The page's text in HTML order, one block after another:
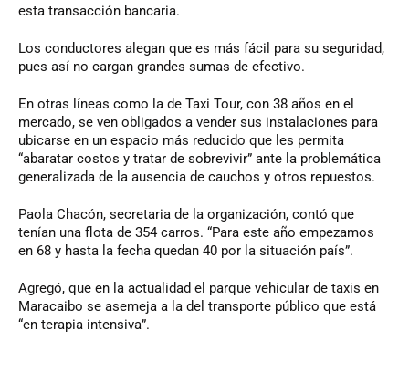
esta transacción bancaria.
Los conductores alegan que es más fácil para su seguridad,
pues así no cargan grandes sumas de efectivo.
En otras líneas como la de Taxi Tour, con 38 años en el
mercado, se ven obligados a vender sus instalaciones para
ubicarse en un espacio más reducido que les permita
“abaratar costos y tratar de sobrevivir” ante la problemática
generalizada de la ausencia de cauchos y otros repuestos.
Paola Chacón, secretaria de la organización, contó que
tenían una flota de 354 carros. “Para este año empezamos
en 68 y hasta la fecha quedan 40 por la situación país”.
Agregó, que en la actualidad el parque vehicular de taxis en
Maracaibo se asemeja a la del transporte público que está
“en terapia intensiva”.